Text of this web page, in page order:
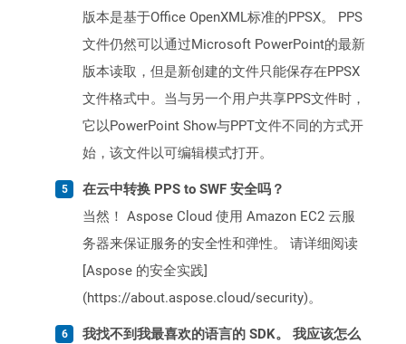
版本是基于Office OpenXML标准的PPSX。 PPS
文件仍然可以通过Microsoft PowerPoint的最新
版本读取，但是新创建的文件只能保存在PPSX
文件格式中。当与另一个用户共享PPS文件时，
它以PowerPoint Show与PPT文件不同的方式开
始，该文件以可编辑模式打开。
在云中转换 PPS to SWF 安全吗？
当然！ Aspose Cloud 使用 Amazon EC2 云服
务器来保证服务的安全性和弹性。 请详细阅读
[Aspose 的安全实践]
(https://about.aspose.cloud/security)。
我找不到我最喜欢的语言的 SDK。 我应该怎么